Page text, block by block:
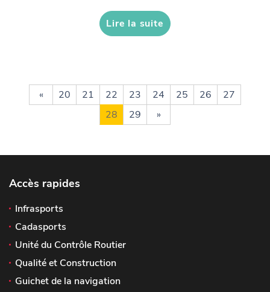
Lire la suite
« 20 21 22 23 24 25 26
27
28
29 »
Accès rapides
Infrasports
Cadasports
Unité du Contrôle Routier
Qualité et Construction
Guichet de la navigation